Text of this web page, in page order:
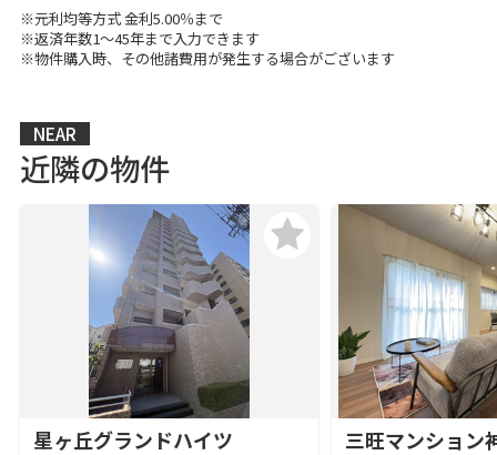
※元利均等方式 金利5.00％まで
※返済年数1～45年まで入力できます
※物件購入時、その他諸費用が発生する場合がございます
NEAR
近隣の物件
星ヶ丘グランドハイツ 三旺マンション